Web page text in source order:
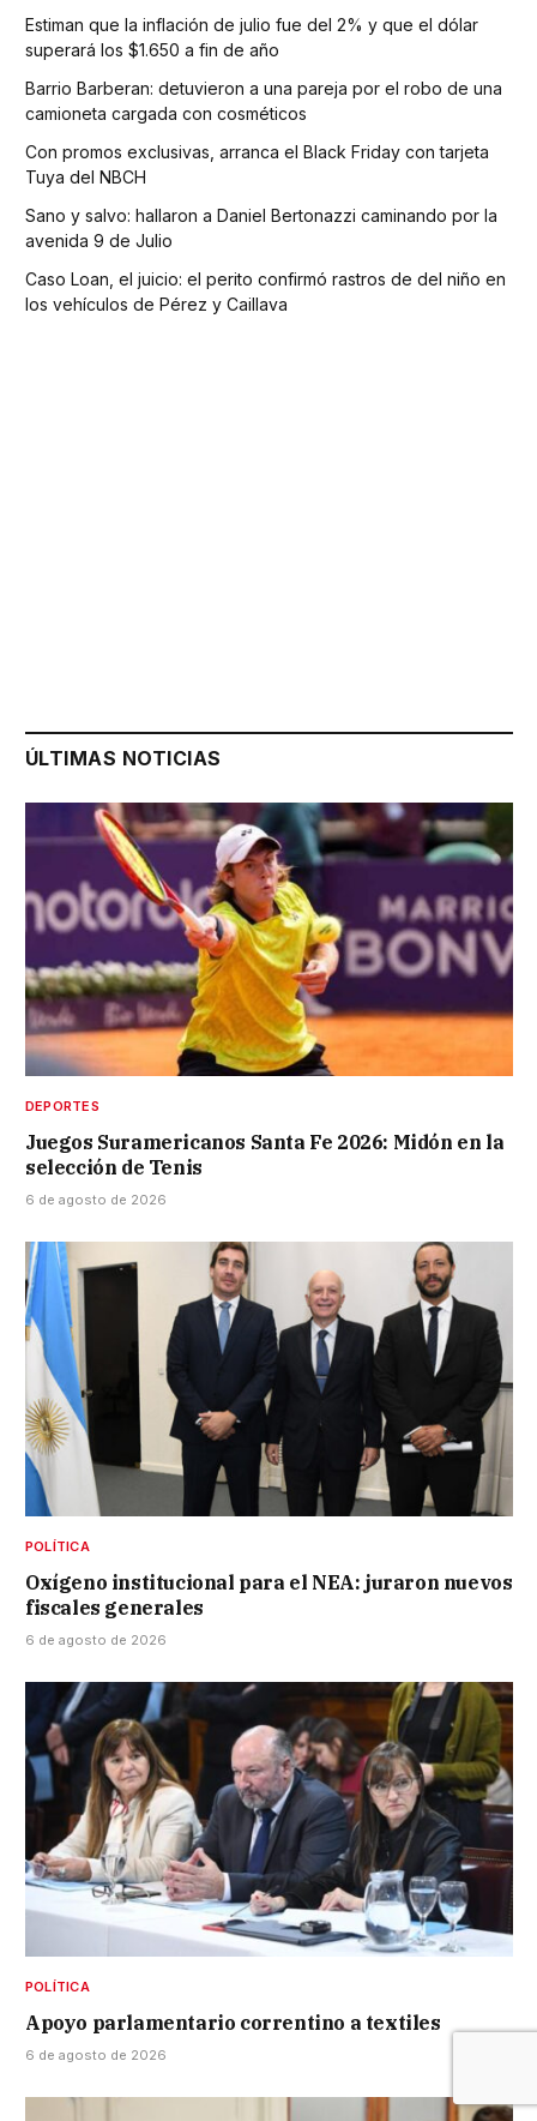
Estiman que la inflación de julio fue del 2% y que el dólar
superará los $1.650 a fin de año
Barrio Barberan: detuvieron a una pareja por el robo de una
camioneta cargada con cosméticos
Con promos exclusivas, arranca el Black Friday con tarjeta
Tuya del NBCH
Sano y salvo: hallaron a Daniel Bertonazzi caminando por la
avenida 9 de Julio
Caso Loan, el juicio: el perito confirmó rastros de del niño en
los vehículos de Pérez y Caillava
ÚLTIMAS NOTICIAS
DEPORTES
Juegos Suramericanos Santa Fe 2026: Midón en la
selección de Tenis
6 de agosto de 2026
POLÍTICA
Oxígeno institucional para el NEA: juraron nuevos
fiscales generales
6 de agosto de 2026
POLÍTICA
Apoyo parlamentario correntino a textiles
6 de agosto de 2026